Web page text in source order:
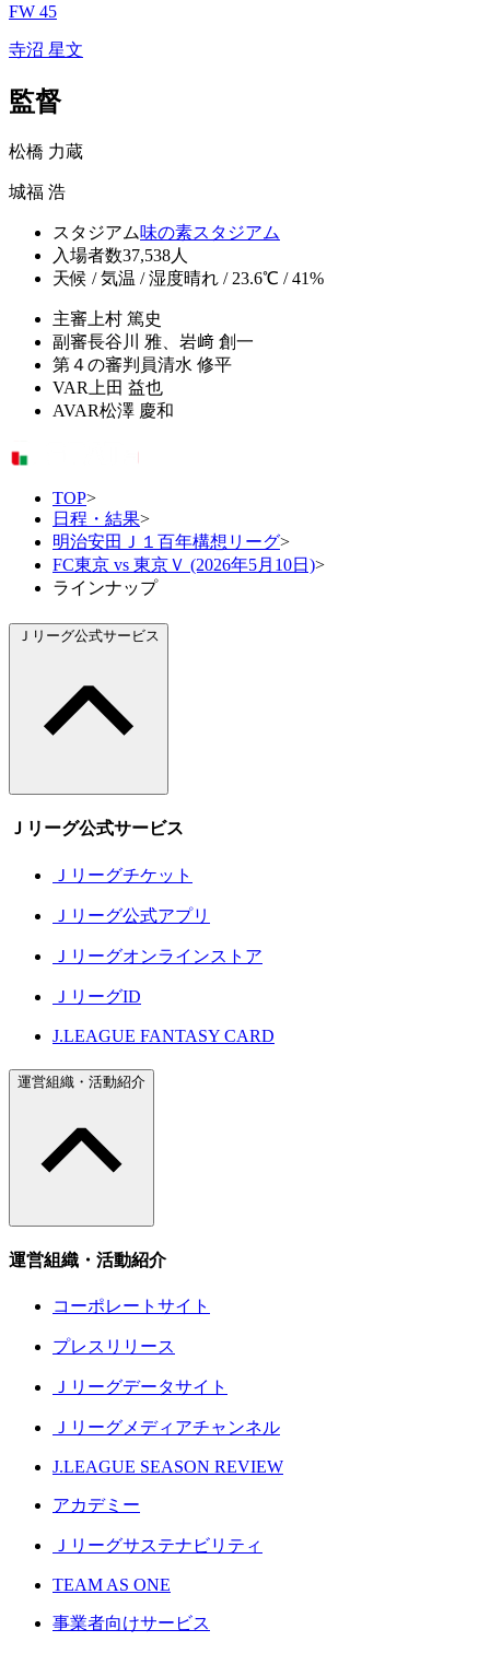
FW 45
寺沼 星文
監督
松橋 力蔵
城福 浩
スタジアム味の素スタジアム
入場者数37,538人
天候 / 気温 / 湿度晴れ / 23.6℃ / 41%
主審 上村 篤史
副審長谷川 雅、岩﨑 創一
第４の審判員清水 修平
VAR 上田 益也
AVAR松澤 慶和
TOP>
日程・結果>
明治安田Ｊ１百年構想リーグ>
FC東京 vs 東京Ｖ (2026年5月10日)>
ラインナップ
Ｊリーグ公式サービス
Ｊリーグ公式サービス
Ｊリーグチケット
Ｊリーグ公式アプリ
Ｊリーグオンラインストア
ＪリーグID
J.LEAGUE FANTASY CARD
運営組織・活動紹介
運営組織・活動紹介
コーポレートサイト
プレスリリース
Ｊリーグデータサイト
Ｊリーグメディアチャンネル
J.LEAGUE SEASON REVIEW
アカデミー
Ｊリーグサステナビリティ
TEAM AS ONE
事業者向けサービス